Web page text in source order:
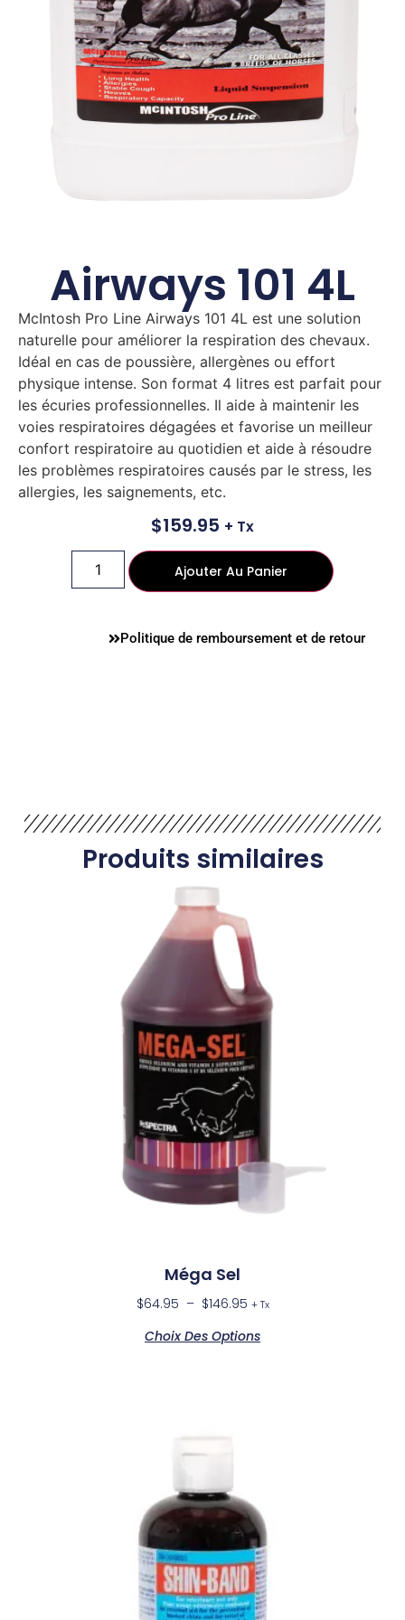
Airways 101 4L
McIntosh Pro Line Airways 101 4L est une solution
naturelle pour améliorer la respiration des chevaux.
Idéal en cas de poussière, allergènes ou effort
physique intense. Son format 4 litres est parfait pour
les écuries professionnelles. Il aide à maintenir les
voies respiratoires dégagées et favorise un meilleur
confort respiratoire au quotidien et aide à résoudre
les problèmes respiratoires causés par le stress, les
allergies, les saignements, etc.
$159.95 + Tx
Ajouter Au Panier
Politique de remboursement et de retour
Produits similaires
Méga Sel
$64.95 – $146.95 + Tx
Choix Des Options